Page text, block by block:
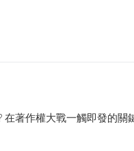
在著作權大戰一觸即發的關